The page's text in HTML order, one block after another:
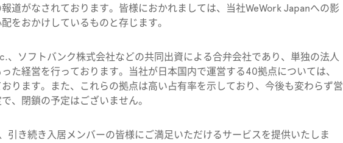
道がなされております。皆様におかれましては、当社WeWork Japanへの影
をおかけしているものと存じます。
、ソフトバンク株式会社などの共同出資による合弁会社であり、単独の法人
た経営を行っております。当社が日本国内で運営する40拠点については、
ります。また、これらの拠点は高い占有率を示しており、今後も変わらず営
、閉鎖の予定はございません。
引き続き入居メンバーの皆様にご満足いただけるサービスを提供いたしま